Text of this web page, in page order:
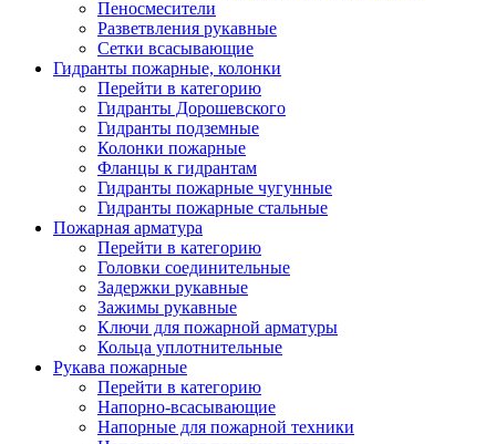
Пеносмесители
Разветвления рукавные
Сетки всасывающие
Гидранты пожарные, колонки
Перейти в категорию
Гидранты Дорошевского
Гидранты подземные
Колонки пожарные
Фланцы к гидрантам
Гидранты пожарные чугунные
Гидранты пожарные стальные
Пожарная арматура
Перейти в категорию
Головки соединительные
Задержки рукавные
Зажимы рукавные
Ключи для пожарной арматуры
Кольца уплотнительные
Рукава пожарные
Перейти в категорию
Напорно-всасывающие
Напорные для пожарной техники